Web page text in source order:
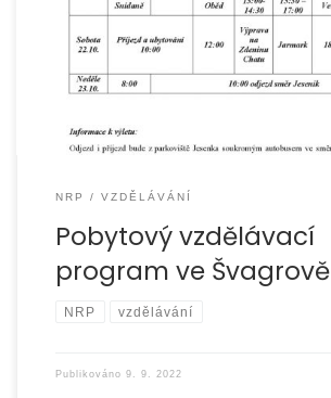
NRP VZDĚLÁVÁNÍ
Pobytový vzdělávací
program ve Švagrově
NRP vzdělávání
Publikováno 9. 9. 2022